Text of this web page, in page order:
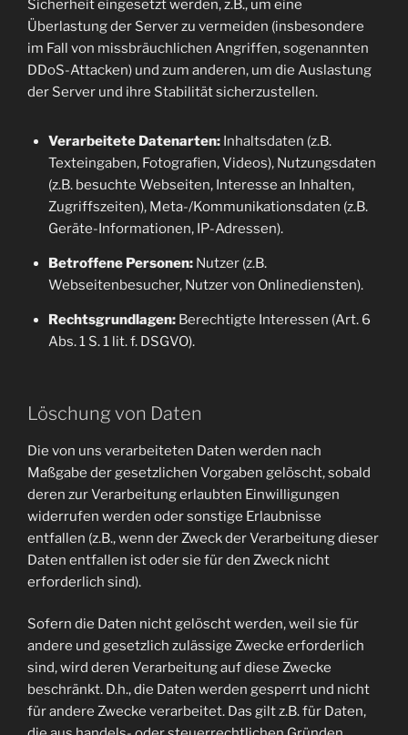
Sicherheit eingesetzt werden, z.B., um eine
Überlastung der Server zu vermeiden (insbesondere
im Fall von missbräuchlichen Angriffen, sogenannten
DDoS-Attacken) und zum anderen, um die Auslastung
der Server und ihre Stabilität sicherzustellen.
Verarbeitete Datenarten:Inhaltsdaten (z.B.
Texteingaben, Fotografien, Videos), Nutzungsdaten
(z.B. besuchte Webseiten, Interesse an Inhalten,
Zugriffszeiten), Meta-/Kommunikationsdaten (z.B.
Geräte-Informationen, IP-Adressen).
Betroffene Personen:Nutzer (z.B.
Webseitenbesucher, Nutzer von Onlinediensten).
Rechtsgrundlagen:Berechtigte Interessen (Art. 6
Abs. 1 S. 1 lit. f. DSGVO).
Löschung von Daten
Die von uns verarbeiteten Daten werden nach
Maßgabe der gesetzlichen Vorgaben gelöscht, sobald
deren zur Verarbeitung erlaubten Einwilligungen
widerrufen werden oder sonstige Erlaubnisse
entfallen (z.B., wenn der Zweck der Verarbeitung dieser
Daten entfallen ist oder sie für den Zweck nicht
erforderlich sind).
Sofern die Daten nicht gelöscht werden, weil sie für
andere und gesetzlich zulässige Zwecke erforderlich
sind, wird deren Verarbeitung auf diese Zwecke
beschränkt. D.h., die Daten werden gesperrt und nicht
für andere Zwecke verarbeitet. Das gilt z.B. für Daten,